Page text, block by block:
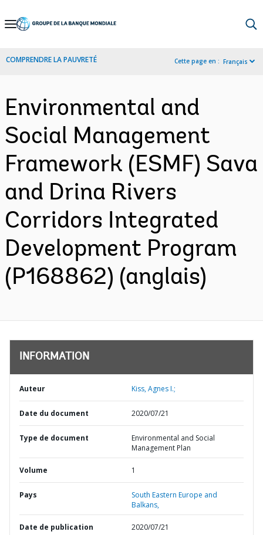
Skip
Navigation
COMPRENDRE LA PAUVRETÉ Cette page en : Français
Environmental and
Social Management
Framework (ESMF) Sava
and Drina Rivers
Corridors Integrated
Development Program
(P168862) (anglais)
INFORMATION
Auteur Kiss, Agnes I.;
Date du document 2020/07/21
Type de document
Environmental and Social
Management Plan
Volume 1
Pays
South Eastern Europe and
Balkans,
Date de publication 2020/07/21